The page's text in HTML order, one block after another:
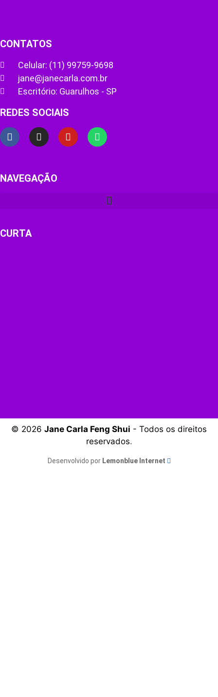
CONTATOS
Celular: (11) 99759-9698
jane@janecarla.com.br
Escritório: Guarulhos - SP
REDES SOCIAIS
NAVEGAÇÃO
CURTA
© 2026 Jane Carla Feng Shui - Todos os direitos
reservados.
Desenvolvido por Lemonblue Internet